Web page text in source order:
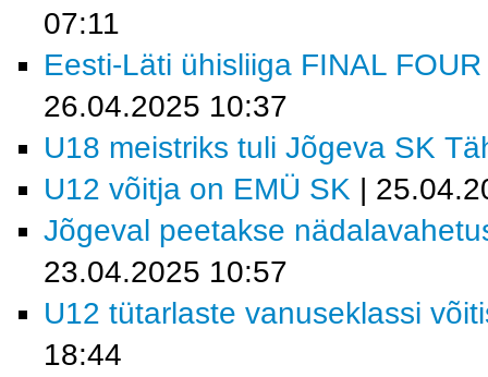
07:11
Eesti-Läti ühisliiga FINAL
26.04.2025 10:37
U18 meistriks tuli Jõgeva SK
U12 võitja on EMÜ SK |
Jõgeval peetakse
23.04.2025 10:57
U12 tütarlaste vanuseklassi
18:44